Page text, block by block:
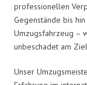
professionellen
Gegenstände bis
Umzugsfahrzeug –
unbeschadet am
Unser